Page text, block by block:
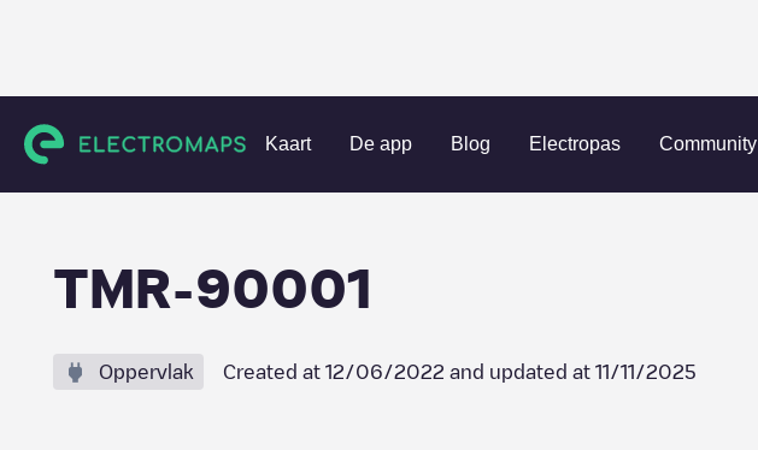
Kaart De app Blog Electropas Community
Charging stations Portugal Santarém Tomar TMR-90001
TMR-90001
Oppervlak Created at 12/06/2022 and updated at 11/11/2025